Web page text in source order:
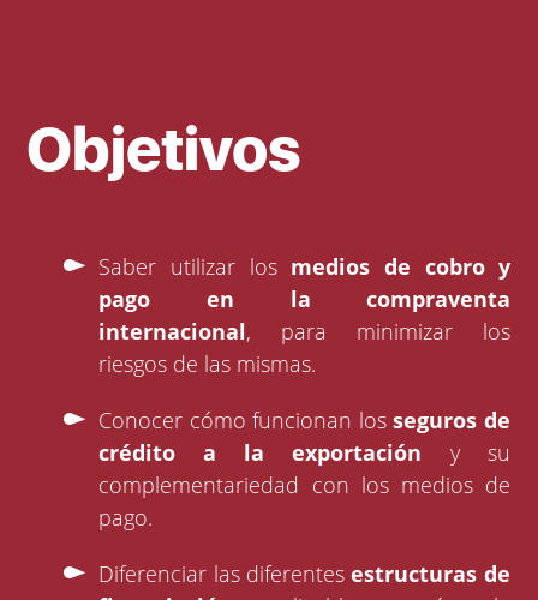
Objetivos
Saber utilizar los medios de cobro y
pago en la compraventa
internacional, para minimizar los
riesgos de las mismas.
Conocer cómo funcionan losseguros de
crédito a la exportación y su
complementariedad con los medios de
pago.
Diferenciar las diferentesestructuras de